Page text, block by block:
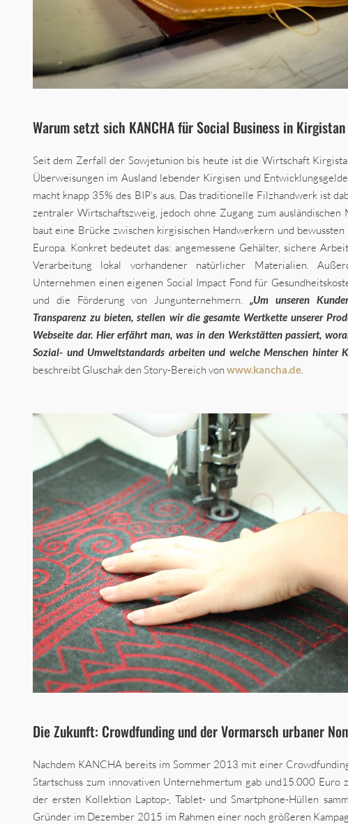
Warum setzt sich KANCHA für Social Business in
Seit dem Zerfall der Sowjetunion bis heute ist die Wirtschaft
Überweisungen im Ausland lebender Kirgisen und
macht knapp 35% des BIP’s aus. Das traditionelle Filzhandwerk ist
zentraler Wirtschaftszweig, jedoch ohne Zugang zum ausländischen
baut eine Brücke zwischen kirgisischen Handwerkern und
Europa. Konkret bedeutet das: angemessene Gehälter, sichere
Verarbeitung lokal vorhandener natürlicher Materialien.
Unternehmen einen eigenen Social Impact Fond für
und die Förderung von Jungunternehmern.„Um unseren
Transparenz zu bieten, stellen wir die gesamte Wertkette unserer
Webseite dar. Hier erfährt man, was in den Werkstätten passiert,
Sozial- und Umweltstandards arbeiten und welche Menschen hinter
beschreibt Gluschak den Story-Bereich von www.kancha.de.
Die Zukunft: Crowdfunding und der Vormarsch urbaner
Nachdem KANCHA bereits im Sommer 2013 mit einer
Startschuss zum innovativen Unternehmertum gab und15.000 Euro
der ersten Kollektion Laptop-, Tablet- und Smartphone-Hüllen
Gründer im Dezember 2015 im Rahmen einer noch größeren